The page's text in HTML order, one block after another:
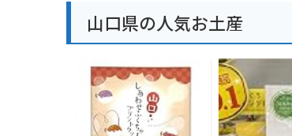
山口県の人気お土産